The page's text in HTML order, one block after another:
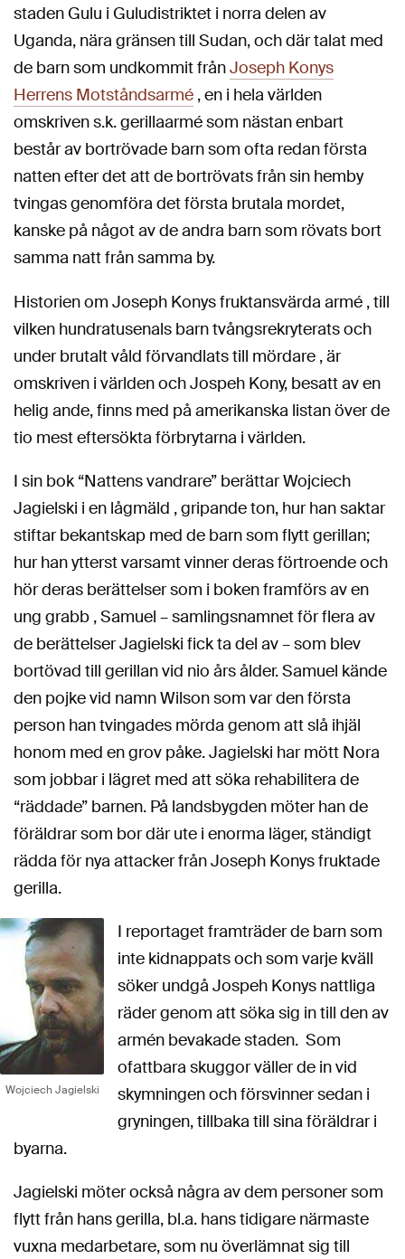
staden Gulu i Guludistriktet i norra delen av
Uganda, nära gränsen till Sudan, och där talat med
de barn som undkommit frånJoseph Konys
Herrens Motståndsarmé, en i hela världen
omskriven s.k. gerillaarmé som nästan enbart
består av bortrövade barn som ofta redan första
natten efter det att de bortrövats från sin hemby
tvingas genomföra det första brutala mordet,
kanske på något av de andra barn som rövats bort
samma natt från samma by.
Historien om Joseph Konys fruktansvärda armé , till
vilken hundratusenals barn tvångsrekryterats och
under brutalt våld förvandlats till mördare , är
omskriven i världen och Jospeh Kony, besatt av en
helig ande, finns med på amerikanska listan över de
tio mest eftersökta förbrytarna i världen.
I sin bok “Nattens vandrare” berättar Wojciech
Jagielski i en lågmäld , gripande ton, hur han saktar
stiftar bekantskap med de barn som flytt gerillan;
hur han ytterst varsamt vinner deras förtroende och
hör deras berättelser som i boken framförs av en
ung grabb , Samuel – samlingsnamnet för flera av
de berättelser Jagielski fick ta del av – som blev
bortövad till gerillan vid nio års ålder. Samuel kände
den pojke vid namn Wilson som var den första
person han tvingades mörda genom att slå ihjäl
honom med en grov påke. Jagielski har mött Nora
som jobbar i lägret med att söka rehabilitera de
“räddade” barnen. På landsbygden möter han de
föräldrar som bor där ute i enorma läger, ständigt
rädda för nya attacker från Joseph Konys fruktade
gerilla.
Wojciech Jagielski
I reportaget framträder de barn som
inte kidnappats och som varje kväll
söker undgå Jospeh Konys nattliga
räder genom att söka sig in till den av
armén bevakade staden. Som
ofattbara skuggor väller de in vid
skymningen och försvinner sedan i
gryningen, tillbaka till sina föräldrar i
byarna.
Jagielski möter också några av dem personer som
flytt från hans gerilla, bl.a. hans tidigare närmaste
vuxna medarbetare, som nu överlämnat sig till